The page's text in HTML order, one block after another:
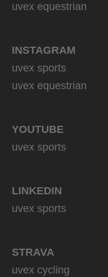
uvex equestrian
INSTAGRAM
uvex sports
uvex equestrian
YOUTUBE
uvex sports
LINKEDIN
uvex sports
STRAVA
uvex cycling